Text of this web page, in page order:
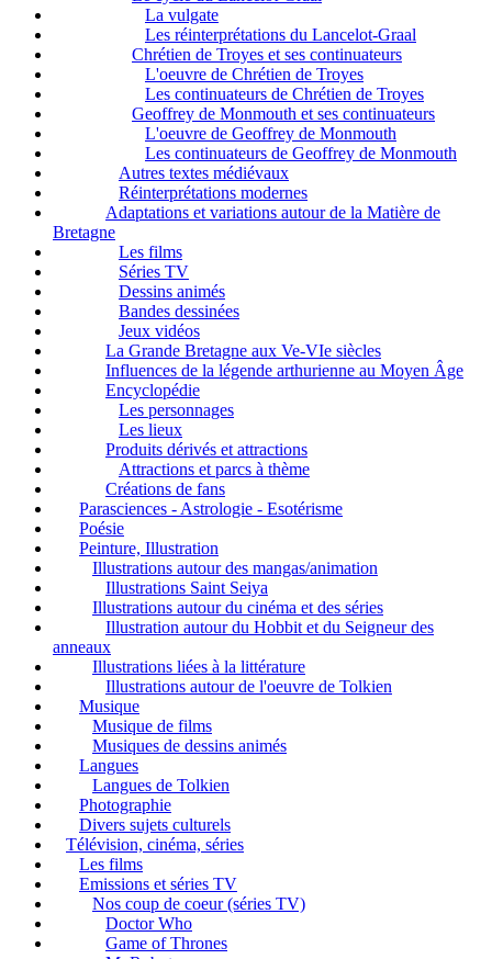
La vulgate
Les réinterprétations du Lancelot-Graal
Chrétien de Troyes et ses continuateurs
L'oeuvre de Chrétien de Troyes
Les continuateurs de Chrétien de Troyes
Geoffrey de Monmouth et ses continuateurs
L'oeuvre de Geoffrey de Monmouth
Les continuateurs de Geoffrey de Monmouth
Autres textes médiévaux
Réinterprétations modernes
Adaptations et variations autour de la Matière de
Bretagne
Les films
Séries TV
Dessins animés
Bandes dessinées
Jeux vidéos
La Grande Bretagne aux Ve-VIe siècles
Influences de la légende arthurienne au Moyen Âge
Encyclopédie
Les personnages
Les lieux
Produits dérivés et attractions
Attractions et parcs à thème
Créations de fans
Parasciences - Astrologie - Esotérisme
Poésie
Peinture, Illustration
Illustrations autour des mangas/animation
Illustrations Saint Seiya
Illustrations autour du cinéma et des séries
Illustration autour du Hobbit et du Seigneur des
anneaux
Illustrations liées à la littérature
Illustrations autour de l'oeuvre de Tolkien
Musique
Musique de films
Musiques de dessins animés
Langues
Langues de Tolkien
Photographie
Divers sujets culturels
Télévision, cinéma, séries
Les films
Emissions et séries TV
Nos coup de coeur (séries TV)
Doctor Who
Game of Thrones